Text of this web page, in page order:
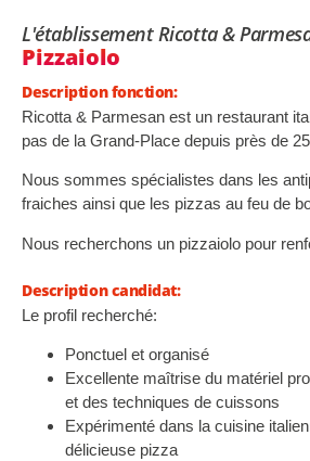
L'établissement Ricotta &
Pizzaiolo
Description fonction:
Ricotta & Parmesan est un restaurant
pas de la Grand-Place depuis près de
Nous sommes spécialistes dans les
fraiches ainsi que les pizzas au feu de
Nous recherchons un pizzaiolo pour
Description candidat:
Le profil recherché:
Ponctuel et organisé
Excellente maîtrise du matériel
et des techniques de cuissons
Expérimenté dans la cuisine
délicieuse pizza